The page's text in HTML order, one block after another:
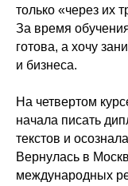
только «через их
За время
готова, а хочу
и бизнеса.
На четвертом
начала писать
текстов и
Вернулась в
международных